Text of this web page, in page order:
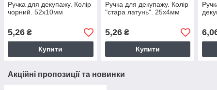
Ручка для декупажу. Колір
чорний. 52х10мм
5,26 ₴
Купити
Ручка для декупажу. Колір
"стара латунь". 25х4мм
5,26₴
Купити
Акційні пропозиції та новинки